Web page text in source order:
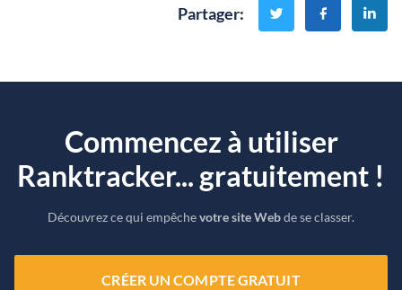
Partager:
Commencez à utiliser
Ranktracker... gratuitement !
Découvrez ce qui empêchevotre site Webde se classer.
CRÉER UN COMPTE GRATUIT